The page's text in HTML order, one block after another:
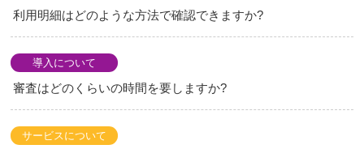
利用明細はどのような方法で確認できますか?
導入について
審査はどのくらいの時間を要しますか?
サービスについて